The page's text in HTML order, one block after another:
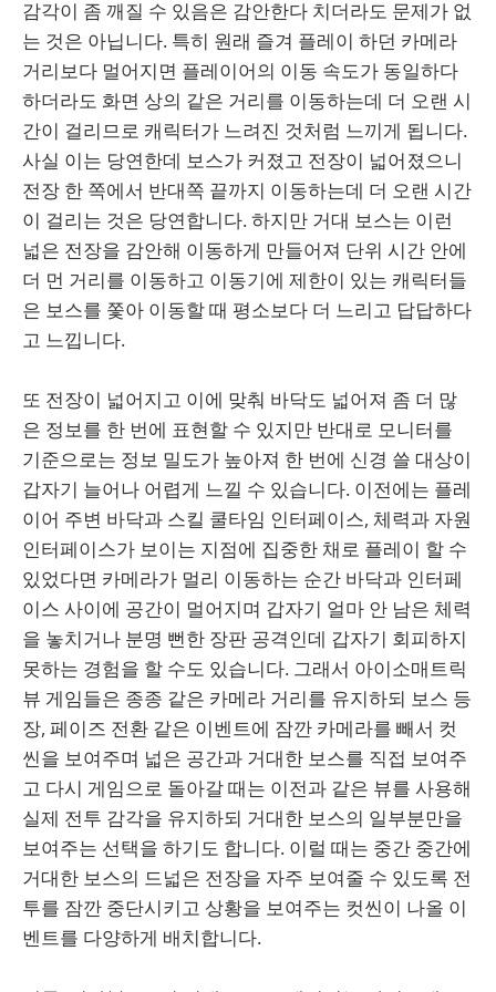
감각이 좀 깨질 수 있음은 감안한다 치더라도 문제가 없
는 것은 아닙니다. 특히 원래 즐겨 플레이 하던 카메라
거리보다 멀어지면 플레이어의 이동 속도가 동일하다
하더라도 화면 상의 같은 거리를 이동하는데 더 오랜 시
간이 걸리므로 캐릭터가 느려진 것처럼 느끼게 됩니다.
사실 이는 당연한데 보스가 커졌고 전장이 넓어졌으니
전장 한 쪽에서 반대쪽 끝까지 이동하는데 더 오랜 시간
이 걸리는 것은 당연합니다. 하지만 거대 보스는 이런
넓은 전장을 감안해 이동하게 만들어져 단위 시간 안에
더 먼 거리를 이동하고 이동기에 제한이 있는 캐릭터들
은 보스를 쫓아 이동할 때 평소보다 더 느리고 답답하다
고 느낍니다.
또 전장이 넓어지고 이에 맞춰 바닥도 넓어져 좀 더 많
은 정보를 한 번에 표현할 수 있지만 반대로 모니터를
기준으로는 정보 밀도가 높아져 한 번에 신경 쓸 대상이
갑자기 늘어나 어렵게 느낄 수 있습니다. 이전에는 플레
이어 주변 바닥과 스킬 쿨타임 인터페이스, 체력과 자원
인터페이스가 보이는 지점에 집중한 채로 플레이 할 수
있었다면 카메라가 멀리 이동하는 순간 바닥과 인터페
이스 사이에 공간이 멀어지며 갑자기 얼마 안 남은 체력
을 놓치거나 분명 뻔한 장판 공격인데 갑자기 회피하지
못하는 경험을 할 수도 있습니다. 그래서 아이소매트릭
뷰 게임들은 종종 같은 카메라 거리를 유지하되 보스 등
장, 페이즈 전환 같은 이벤트에 잠깐 카메라를 빼서 컷
씬을 보여주며 넓은 공간과 거대한 보스를 직접 보여주
고 다시 게임으로 돌아갈 때는 이전과 같은 뷰를 사용해
실제 전투 감각을 유지하되 거대한 보스의 일부분만을
보여주는 선택을 하기도 합니다. 이럴 때는 중간 중간에
거대한 보스의 드넓은 전장을 자주 보여줄 수 있도록 전
투를 잠깐 중단시키고 상황을 보여주는 컷씬이 나올 이
벤트를 다양하게 배치합니다.